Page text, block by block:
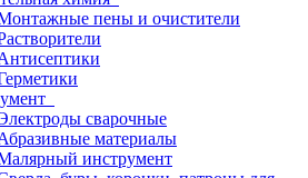
пены и очистители
сварочные
материалы
инструмент